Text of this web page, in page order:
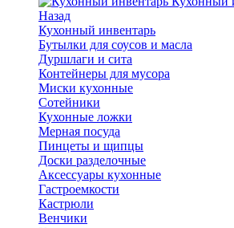
Назад
Кухонный инвентарь
Бутылки для соусов и масла
Дуршлаги и сита
Контейнеры для мусора
Миски кухонные
Сотейники
Кухонные ложки
Мерная посуда
Пинцеты и щипцы
Доски разделочные
Аксессуары кухонные
Гастроемкости
Кастрюли
Венчики